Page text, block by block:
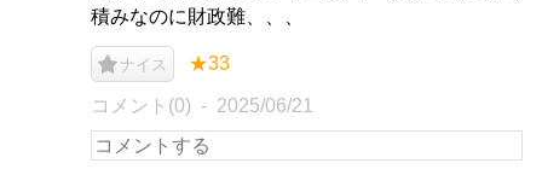
積みなのに財政難、、、
ナイス ★33
コメント(0) 2025/06/21